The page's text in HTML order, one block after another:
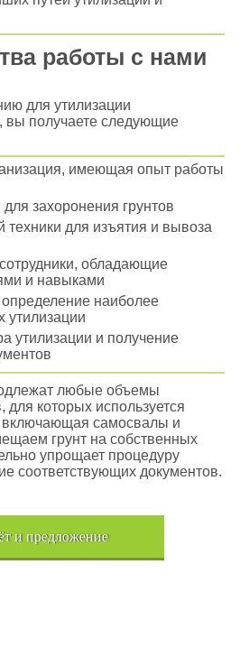
работы с нами
для утилизации
вы получаете следующие
имеющая опыт работы
захоронения грунтов
техники для изъятия и вывоза
обладающие
и навыками
наиболее
утилизации
утилизации и получение
любые объемы
для которых используется
включающая самосвалы и
грунт на собственных
упрощает процедуру
соответствующих документов.
и предложение